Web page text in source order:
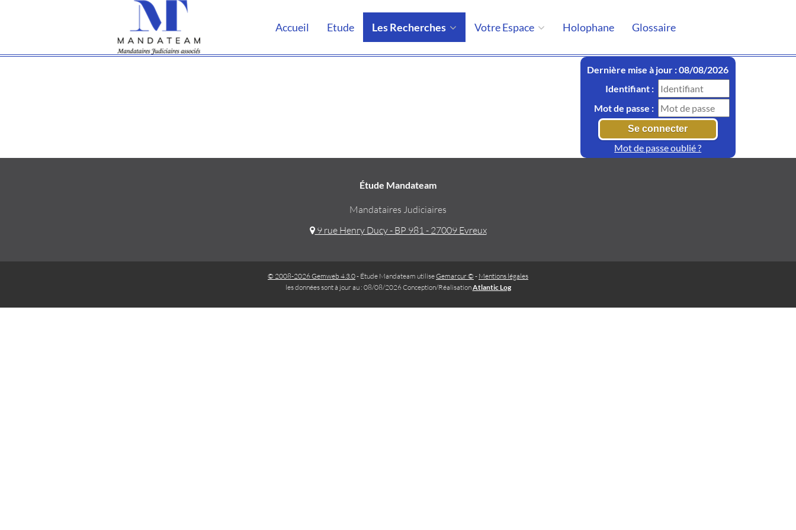
Accueil Etude Les Recherches Votre Espace Holophane Glossaire
Dernière mise à jour : 08/08/2026
Identifiant :
Mot de passe :
Mot de passe oublié ?
Étude Mandateam
Mandataires Judiciaires
9 rue Henry Ducy - BP 981 - 27009 Evreux
© 2008-2026 Gemweb 4.3.0- Étude Mandateam utiliseGemarcur © - Mentions légales
les données sont à jour au : 08/08/2026 Conception/RéalisationAtlantic Log